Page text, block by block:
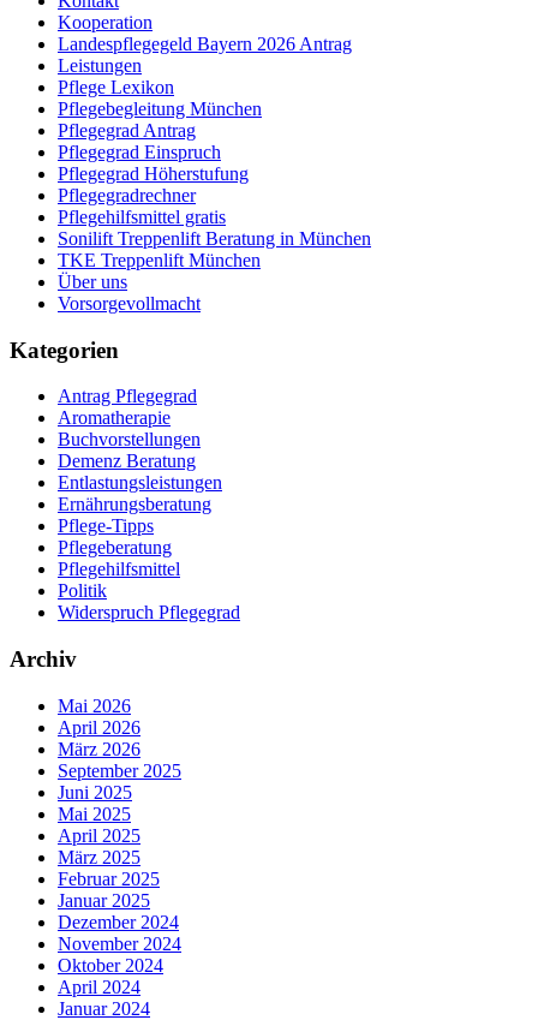
Kooperation
Landespflegegeld Bayern 2026 Antrag
Leistungen
Pflege Lexikon
Pflegebegleitung München
Pflegegrad Antrag
Pflegegrad Einspruch
Pflegegrad Höherstufung
Pflegegradrechner
Pflegehilfsmittel gratis
Sonilift Treppenlift Beratung in München
TKE Treppenlift München
Über uns
Vorsorgevollmacht
Kategorien
Antrag Pflegegrad
Aromatherapie
Buchvorstellungen
Demenz Beratung
Entlastungsleistungen
Ernährungsberatung
Pflege-Tipps
Pflegeberatung
Pflegehilfsmittel
Politik
Widerspruch Pflegegrad
Archiv
Mai 2026
April 2026
März 2026
September 2025
Juni 2025
Mai 2025
April 2025
März 2025
Februar 2025
Januar 2025
Dezember 2024
November 2024
Oktober 2024
April 2024
Januar 2024